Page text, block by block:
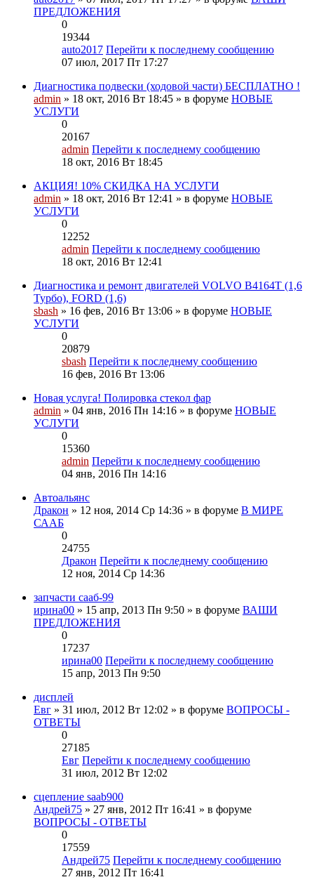
ПРЕДЛОЖЕНИЯ
0
19344
auto2017 Перейти к последнему сообщению
07 июл, 2017 Пт 17:27
Диагностика подвески (ходовой части) БЕСПЛАТНО !
admin » 18 окт, 2016 Вт 18:45 » в форуме НОВЫЕ
УСЛУГИ
0
20167
admin Перейти к последнему сообщению
18 окт, 2016 Вт 18:45
АКЦИЯ! 10% СКИДКА НА УСЛУГИ
admin » 18 окт, 2016 Вт 12:41 » в форуме НОВЫЕ
УСЛУГИ
0
12252
admin Перейти к последнему сообщению
18 окт, 2016 Вт 12:41
Диагностика и ремонт двигателей VOLVO B4164T (1,6
Турбо), FORD (1,6)
sbash » 16 фев, 2016 Вт 13:06 » в форуме НОВЫЕ
УСЛУГИ
0
20879
sbash Перейти к последнему сообщению
16 фев, 2016 Вт 13:06
Новая услуга! Полировка стекол фар
admin » 04 янв, 2016 Пн 14:16 » в форуме НОВЫЕ
УСЛУГИ
0
15360
admin Перейти к последнему сообщению
04 янв, 2016 Пн 14:16
Автоальянс
Дракон » 12 ноя, 2014 Ср 14:36 » в форуме В МИРЕ
СААБ
0
24755
Дракон Перейти к последнему сообщению
12 ноя, 2014 Ср 14:36
запчасти сааб-99
ирина00 » 15 апр, 2013 Пн 9:50 » в форуме ВАШИ
ПРЕДЛОЖЕНИЯ
0
17237
ирина00 Перейти к последнему сообщению
15 апр, 2013 Пн 9:50
дисплей
Евг » 31 июл, 2012 Вт 12:02 » в форуме ВОПРОСЫ -
ОТВЕТЫ
0
27185
Евг Перейти к последнему сообщению
31 июл, 2012 Вт 12:02
сцепление saab900
Андрей75 » 27 янв, 2012 Пт 16:41 » в форуме
ВОПРОСЫ - ОТВЕТЫ
0
17559
Андрей75 Перейти к последнему сообщению
27 янв, 2012 Пт 16:41